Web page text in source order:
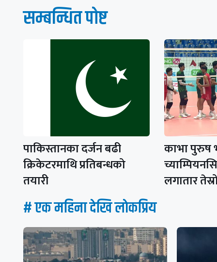
सम्बन्धित पाेष्ट
पाकिस्तानका दर्जन बढी
क्रिकेटरमाथि प्रतिबन्धको
तयारी
काभा पुरुष
लगातार
# एक महिना देखि लाेकप्रिय